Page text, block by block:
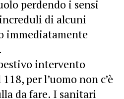
perdendo i sensi
di alcuni
immediatamente
intervento
per l’uomo non c’è
da fare. I sanitari